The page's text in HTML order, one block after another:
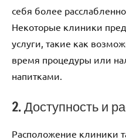
себя более
Некоторые клиники
услуги, такие как
время процедуры или
напитками.
2. Доступность и
Расположение клиники